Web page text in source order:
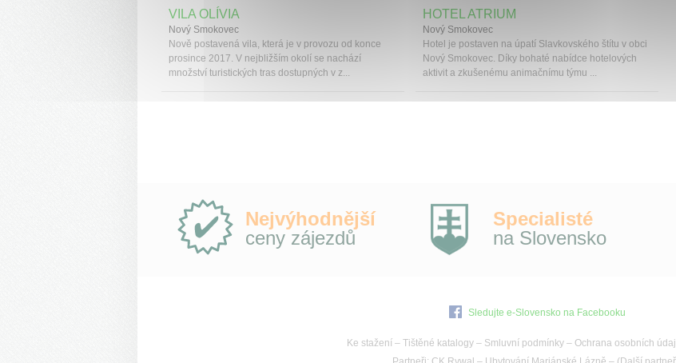
VILA OLÍVIA
Nový Smokovec
Nově postavená vila, která je v provozu od konce
prosince 2017. V nejbližším okolí se nachází
množství turistických tras dostupných v z...
HOTEL ATRIUM
Nový Smokovec
Hotel je postaven na úpatí Slavkovského štítu v obci
Nový Smokovec. Díky bohaté nabídce hotelových
aktivit a zkušenému animačnímu týmu ...
Proč
e-
Slovensko.cz?
Nejvýhodnější
ceny zájezdů
Specialisté
na Slovensko
Sledujte e-Slovensko na Facebooku
Ke stažení– Tištěné katalogy– Smluvní podmínky– Ochrana osobních